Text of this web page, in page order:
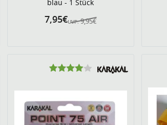
blau - 1 Stück
UVP: 9,95€
7,95€